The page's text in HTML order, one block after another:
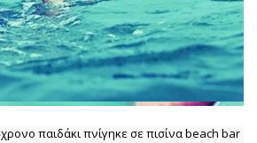
παιδάκι πνίγηκε σε πισίνα beach bar